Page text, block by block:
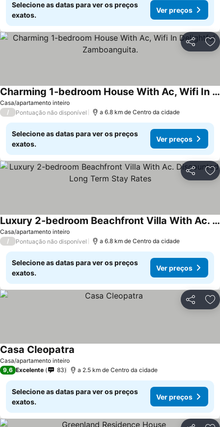
Selecione as datas para ver os preços
exatos.
Ver preços
Partilhar
Casa/apartamento inteiro
Charming 1-bedroom House With Ac, Wifi In Delightful Zamboanguita.
/ Pontuação não disponível a 6.8 km de Centro da cidade
Selecione as datas para ver os preços
exatos.
Ver preços
Partilhar
Casa/apartamento inteiro
Luxury 2-bedroom Beachfront Villa With Ac. Discounted Long Term Stay Rates
/ Pontuação não disponível a 6.8 km de Centro da cidade
Selecione as datas para ver os preços
exatos.
Ver preços
Partilhar
Casa/apartamento inteiro
Casa Cleopatra
9,6 Excelente 83 a 2.5 km de Centro da cidade
Selecione as datas para ver os preços
exatos.
Ver preços